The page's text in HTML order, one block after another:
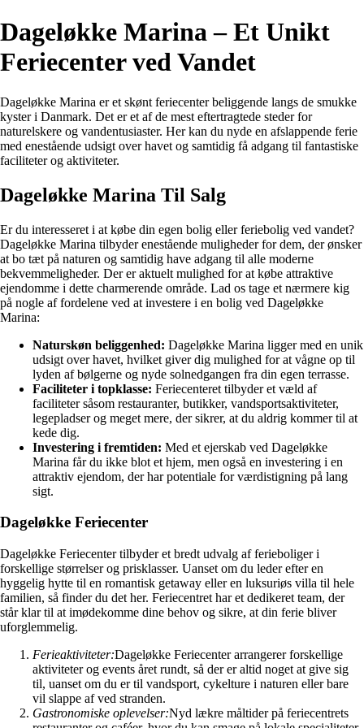
Dageløkke Marina – Et Unikt
Feriecenter ved Vandet
Dageløkke Marina er et skønt feriecenter beliggende langs de smukke
kyster i Danmark. Det er et af de mest eftertragtede steder for
naturelskere og vandentusiaster. Her kan du nyde en afslappende ferie
med enestående udsigt over havet og samtidig få adgang til fantastiske
faciliteter og aktiviteter.
Dageløkke Marina Til Salg
Er du interesseret i at købe din egen bolig eller feriebolig ved vandet?
Dageløkke Marina tilbyder enestående muligheder for dem, der ønsker
at bo tæt på naturen og samtidig have adgang til alle moderne
bekvemmeligheder. Der er aktuelt mulighed for at købe attraktive
ejendomme i dette charmerende område. Lad os tage et nærmere kig
på nogle af fordelene ved at investere i en bolig ved Dageløkke
Marina:
Naturskøn beliggenhed: Dageløkke Marina ligger med en unik
udsigt over havet, hvilket giver dig mulighed for at vågne op til
lyden af bølgerne og nyde solnedgangen fra din egen terrasse.
Faciliteter i topklasse: Feriecenteret tilbyder et væld af
faciliteter såsom restauranter, butikker, vandsportsaktiviteter,
legepladser og meget mere, der sikrer, at du aldrig kommer til at
kede dig.
Investering i fremtiden: Med et ejerskab ved Dageløkke
Marina får du ikke blot et hjem, men også en investering i en
attraktiv ejendom, der har potentiale for værdistigning på lang
sigt.
Dageløkke Feriecenter
Dageløkke Feriecenter tilbyder et bredt udvalg af ferieboliger i
forskellige størrelser og prisklasser. Uanset om du leder efter en
hyggelig hytte til en romantisk getaway eller en luksuriøs villa til hele
familien, så finder du det her. Feriecentret har et dedikeret team, der
står klar til at imødekomme dine behov og sikre, at din ferie bliver
uforglemmelig.
Ferieaktiviteter:Dageløkke Feriecenter arrangerer forskellige
aktiviteter og events året rundt, så der er altid noget at give sig
til, uanset om du er til vandsport, cykelture i naturen eller bare
vil slappe af ved stranden.
Gastronomiske oplevelser:Nyd lækre måltider på feriecentrets